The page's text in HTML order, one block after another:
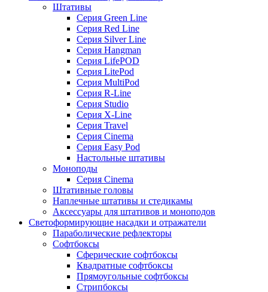
Штативы
Серия Green Line
Серия Red Line
Серия Silver Line
Серия Hangman
Серия LifePOD
Серия LitePod
Серия MultiPod
Серия R-Line
Серия Studio
Серия X-Line
Серия Travel
Серия Cinema
Серия Easy Pod
Настольные штативы
Моноподы
Серия Cinema
Штативные головы
Наплечные штативы и стедикамы
Аксессуары для штативов и моноподов
Светоформирующие насадки и отражатели
Параболические рефлекторы
Софтбоксы
Сферические софтбоксы
Квадратные софтбоксы
Прямоугольные софтбоксы
Стрипбоксы